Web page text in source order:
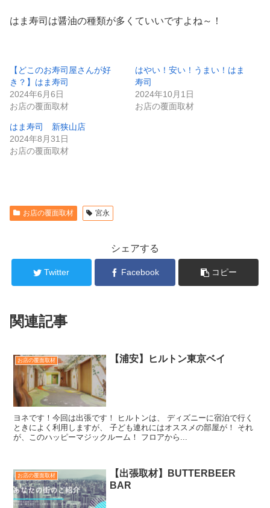
はま寿司は醤油の種類が多くていいですよね～！
【どこのお寿司屋さんが好
き？】はま寿司
2024年6月6日
お店の覆面取材
はやい！安い！うまい！はま
寿司
2024年10月1日
お店の覆面取材
はま寿司 新狭山店
2024年8月31日
お店の覆面取材
お店の覆面取材 宮永
シェアする
Twitter Facebook コピー
関連記事
お店の覆面取材 【浦安】ヒルトン東京ベイ
ヨネです！今回は出張です！ ヒルトンは、 ディズニーに宿泊で行く
ときによく利用しますが、 子ども連れにはオススメの部屋が！ それ
が、このハッピーマジックルーム！ フロアから...
お店の覆面取材
【出張取材】BUTTERBEER
BAR